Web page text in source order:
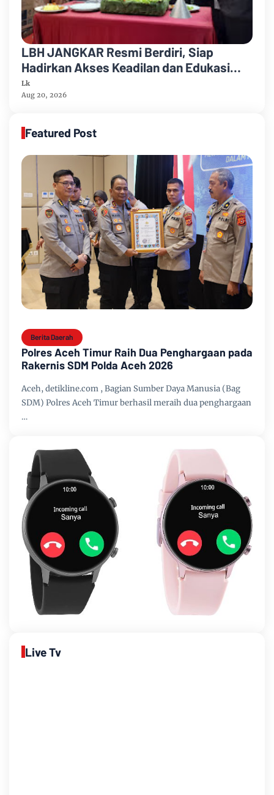
LBH JANGKAR Resmi Berdiri, Siap
Hadirkan Akses Keadilan dan Edukasi
Hukum bagi Masyarakat
Lk
Aug 20, 2026
Featured Post
Berita Daerah
Polres Aceh Timur Raih Dua Penghargaan pada
Rakernis SDM Polda Aceh 2026
Aceh, detikline.com , Bagian Sumber Daya Manusia (Bag
SDM) Polres Aceh Timur berhasil meraih dua penghargaan
…
Live Tv